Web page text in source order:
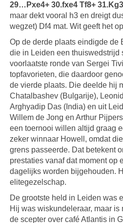
29…Pxe4+ 30.fxe4 Tf8+
maar dekt vooral h3 en dreigt
wegzet) Df4 mat. Wit geeft het
Op de derde plaats eindigde de
die in Leiden een thuiswedstrijd
voorlaatste ronde van Sergei
topfavorieten, die daardoor
de vierde plaats. Die deelde hij
Chatalbashev (Bulgarije),
Arghyadip Das (India) en uit
Willem de Jong en Arthur
een toernooi willen altijd graag
zeker winnaar Howell, omdat
grens passeerde. Dat betekent
prestaties vanaf dat moment op
dagelijks worden bijgehouden.
elitegezelschap.
De grootste held in Leiden was
Hij was wiskundeleraar, maar
de scepter over café Atlantis in